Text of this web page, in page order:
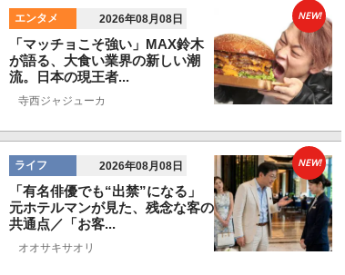
エンタメ 2026年08月08日
「マッチョこそ強い」MAX鈴木
が語る、大食い業界の新しい潮
流。日本の現王者...
寺西ジャジューカ
NEW!
ライフ 2026年08月08日
「有名俳優でも“出禁”になる」
元ホテルマンが見た、残念な客の
共通点／「お客...
オオサキサオリ
NEW!